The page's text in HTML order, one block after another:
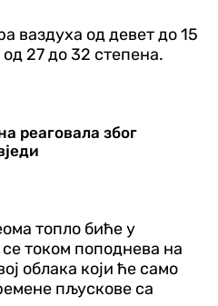
ваздуха од девет до 15
27 до 32 степена.
реаговала због
топло биће у
се током поподнева на
облака који ће само
пљускове са